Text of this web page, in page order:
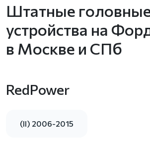
Штатные
устройства на
в Москве и СПб
RedPower
(II) 2006-2015